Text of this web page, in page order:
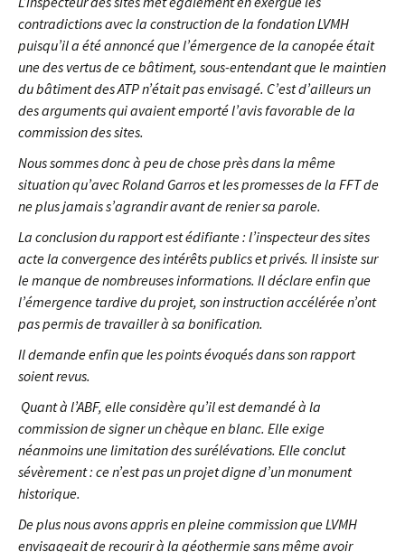
contradictions avec la construction de la fondation LVMH
puisqu’il a été annoncé que l’émergence de la canopée était
une des vertus de ce bâtiment, sous-entendant que le maintien
du bâtiment des ATP n’était pas envisagé. C’est d’ailleurs un
des arguments qui avaient emporté l’avis favorable de la
commission des sites.
Nous sommes donc à peu de chose près dans la même
situation qu’avec Roland Garros et les promesses de la FFT de
ne plus jamais s’agrandir avant de renier sa parole.
La conclusion du rapport est édifiante : l’inspecteur des sites
acte la convergence des intérêts publics et privés. Il insiste sur
le manque de nombreuses informations. Il déclare enfin que
l’émergence tardive du projet, son instruction accélérée n’ont
pas permis de travailler à sa bonification.
Il demande enfin que les points évoqués dans son rapport
soient revus.
Quant à l’ABF, elle considère qu’il est demandé à la
commission de signer un chèque en blanc. Elle exige
néanmoins une limitation des surélévations. Elle conclut
sévèrement : ce n’est pas un projet digne d’un monument
historique.
De plus nous avons appris en pleine commission que LVMH
envisageait de recourir à la géothermie sans même avoir